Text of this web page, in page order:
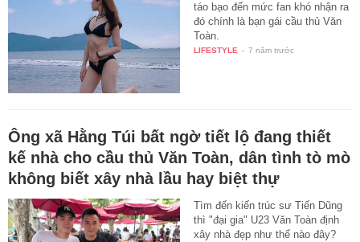
táo bạo đến mức fan khó nhận ra
đó chính là bạn gái cầu thủ Văn
Toàn.
LIFESTYLE - 7 năm trước
Ông xã Hằng Túi bất ngờ tiết lộ đang thiết
kế nhà cho cầu thủ Văn Toàn, dân tình tò mò
không biết xây nhà lầu hay biệt thự
Tìm đến kiến trúc sư Tiến Dũng
thì "đại gia" U23 Văn Toàn định
xây nhà đẹp như thế nào đây?